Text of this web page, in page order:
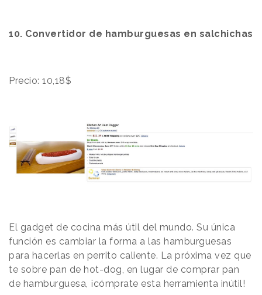
10. Convertidor de hamburguesas en salchichas
Precio: 10,18$
El gadget de cocina más útil del mundo. Su única
función es cambiar la forma a las hamburguesas
para hacerlas en perrito caliente. La próxima vez que
te sobre pan de hot-dog, en lugar de comprar pan
de hamburguesa, ¡cómprate esta herramienta inútil!